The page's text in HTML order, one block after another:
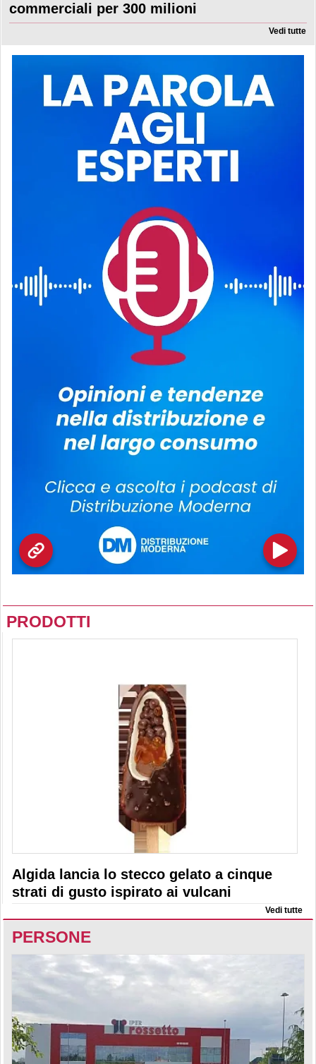
commerciali per 300 milioni
Vedi tutte
PRODOTTI
Algida lancia lo stecco gelato a cinque
strati di gusto ispirato ai vulcani
Vedi tutte
PERSONE